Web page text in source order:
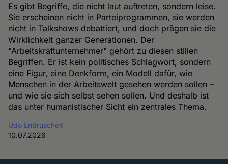
Es gibt Begriffe, die nicht laut auftreten, sondern leise.
Sie erscheinen nicht in Parteiprogrammen, sie werden
nicht in Talkshows debattiert, und doch prägen sie die
Wirklichkeit ganzer Generationen. Der
"Arbeitskraftunternehmer" gehört zu diesen stillen
Begriffen. Er ist kein politisches Schlagwort, sondern
eine Figur, eine Denkform, ein Modell dafür, wie
Menschen in der Arbeitswelt gesehen werden sollen –
und wie sie sich selbst sehen sollen. Und deshalb ist
das unter humanistischer Sicht ein zentrales Thema.
Udo Endruscheit
10.07.2026